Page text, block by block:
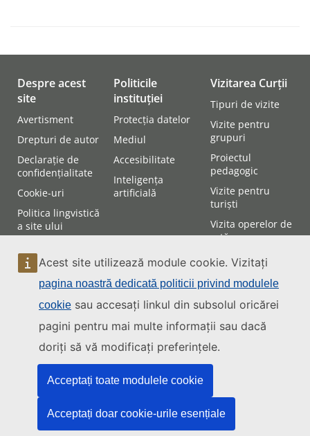
Acest site utilizează module cookie. Vizitați
pagina noastră dedicată politicii privind modulele
cookie sau accesați linkul din subsolul oricărei
pagini pentru mai multe informații sau dacă
doriți să vă modificați preferințele.
Acceptați toate modulele cookie
Acceptați doar cookie-urile esențiale
Despre acest
site
Avertisment
Drepturi de autor
Declarație de
confidențialitate
Cookie-uri
Politica lingvistică
a site ului
ului
Planul site ului
Politicile
instituției
Protecția datelor
Mediul
Accesibilitate
Inteligența
artificială
Vizitarea Curții
Tipuri de vizite
Vizite pentru
grupuri
Proiectul
pedagogic
Vizite pentru
turiști
Vizita operelor de
artă
Cum se ajunge la
Curte
Cum puteți asista
la o ședință
Contact